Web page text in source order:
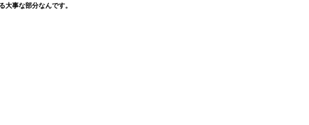
大事な部分なんです。